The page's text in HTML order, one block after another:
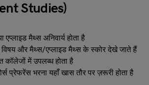
Studies)
एप्लाइड मैथ्स अनिवार्य होता है
विषय और मैथ्स/एप्लाइड मैथ्स के स्कोर देखे जाते हैं
कॉलेजों में उपलब्ध होता है
प्रेफरेंस भरना यहाँ खास तौर पर ज़रूरी होता है